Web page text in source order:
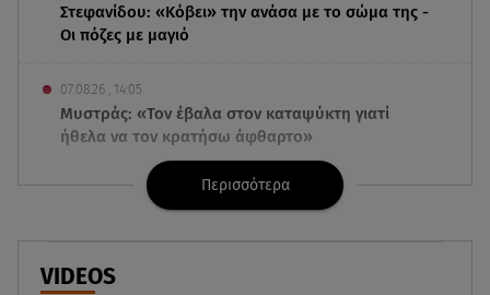
Στεφανίδου: «Κόβει» την ανάσα με το σώμα της -
Οι πόζες με μαγιό
07.08.26 , 14:05
Μυστράς: «Τον έβαλα στον καταψύκτη γιατί
ήθελα να τον κρατήσω άφθαρτο»
07.08.26 , 14:00
K-beauty blush: Τα viral ρουζ που υπόσχονται το
πολυπόθητο κορεάτικο glow
Περισσότερα
VIDEOS